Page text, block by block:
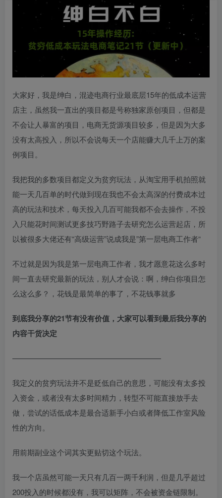
大家好，我是绅白，混迹电商行业最底层15年的低成本运营
店主，虽然我一直出的项目都是号称独家原创项目，但都是
不会让人暴富的项目，电商无货源项目较多，但是因为大多
没有太高投入，所以不会说每天一个店能赚大几千上万的案
例项目。
我把我的多数项目都定义为贫穷玩法，从淘宝用手机拍照就
能一天几百单的时代做到现在我也不会太高深的付费成本过
高的玩法和技术，每天投入几百可能我都不会去操作，不投
入只能花时间测试更多技巧野路子去研究怎么运营起店，所
以被很多大佬还有“高级运营”说成我是”第一层电商工作者“
不过就是因为我是第一层电商工作者，我才愿意花这么多时
间一直去研究最新的玩法，别人才会说：啊，绅白你项目怎
么这么多？，花钱是最简单的事了，不花钱事就多
到底我分享的21节有没有价值，大家可以看到最后我分享的
内容干货决定
————————————————————
我定义的贫穷玩法并不是贬低自己的意思，可能没有太多投
入资金，或者没有太多时间精力，转型不可能直接放手去
做，尝试的话低成本是最合适新手小白或者降低工作室风险
性的方向。
用前期副业这个词其实更贴切这个玩法。
我一个店虽然可能一天只有几百一两千利润，但是几乎超过
200投入的时候都没有，我可以矩阵，不会被资金链限制。